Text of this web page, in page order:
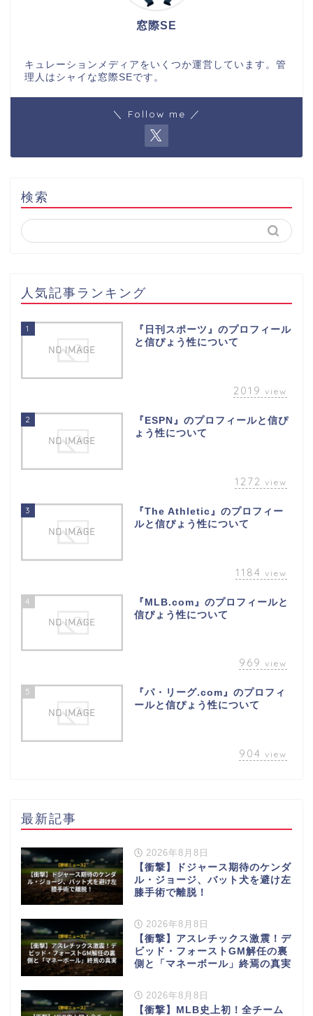
窓際SE
キュレーションメディアをいくつか運営しています。管
理人はシャイな窓際SEです。
＼ Follow me ／
検索
人気記事ランキング
1
『日刊スポーツ』のプロフィール
と信ぴょう性について
2019 view
2
『ESPN』のプロフィールと信ぴ
ょう性について
1272 view
3
『The Athletic』のプロフィー
ルと信ぴょう性について
1184 view
4
『MLB.com』のプロフィールと
信ぴょう性について
969 view
5
『パ・リーグ.com』のプロフィ
ールと信ぴょう性について
904 view
最新記事
2026年8月8日
【衝撃】ドジャース期待のケンダ
ル・ジョージ、バット犬を避け左
膝手術で離脱！
2026年8月8日
【衝撃】アスレチックス激震！デ
ビッド・フォーストGM解任の裏
側と「マネーボール」終焉の真実
2026年8月8日
【衝撃】MLB史上初！全チーム